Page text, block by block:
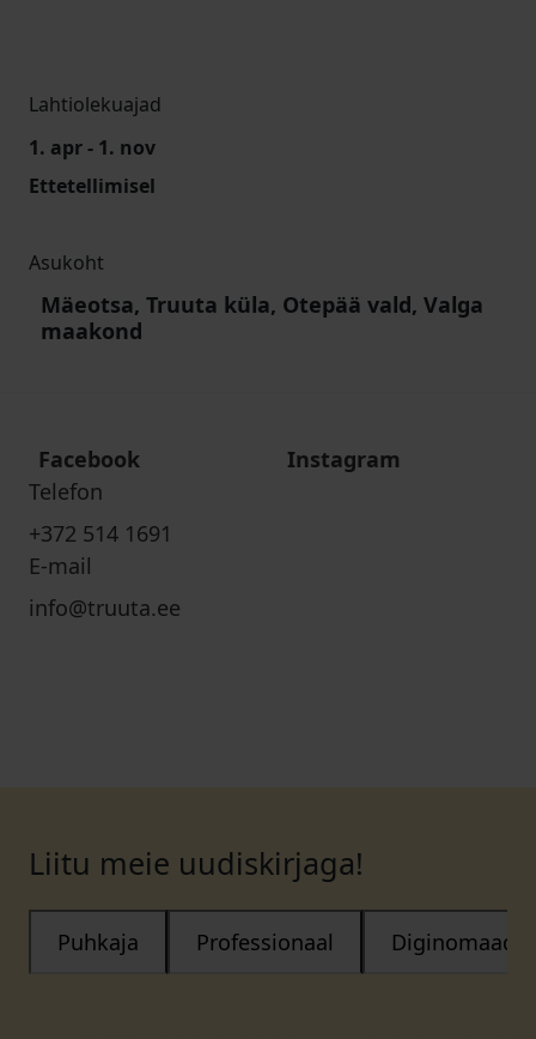
Lahtiolekuajad
1. apr - 1. nov
Ettetellimisel
Asukoht
Mäeotsa, Truuta küla, Otepää vald, Valga
maakond
Facebook
Instagram
Telefon
+372 514 1691
E-mail
info@truuta.ee
Liitu meie uudiskirjaga!
Puhkaja Professionaal Diginomaad